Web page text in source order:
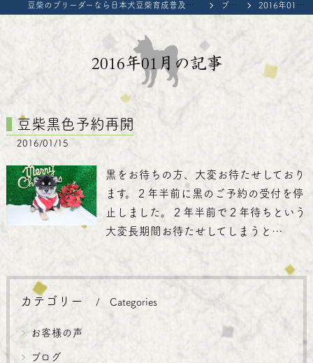
豆柴のブリーダーなら日本犬豆柴育成普及会 豆柴の里・摂州宝山荘 ブログ 2016年01月の記事
2016年01月の記事
豆柴黒色予約再開
2016/01/15
黒をお待ちの方、大変お待たせしており
ます。２年半前に黒のご予約の受付を停
止しました。２年半前で２年待ちという
大変長期間お待たせしてしまうと…
カテゴリー Categories
お客様の声
ブログ